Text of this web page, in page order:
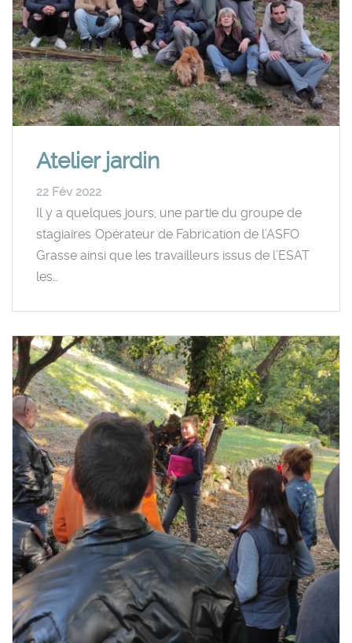
Atelier jardin
22 Fév 2022
Il y a quelques jours, une partie du groupe de
stagiaires Opérateur de Fabrication de l’ASFO
Grasse ainsi que les travailleurs issus de l’ESAT
les…